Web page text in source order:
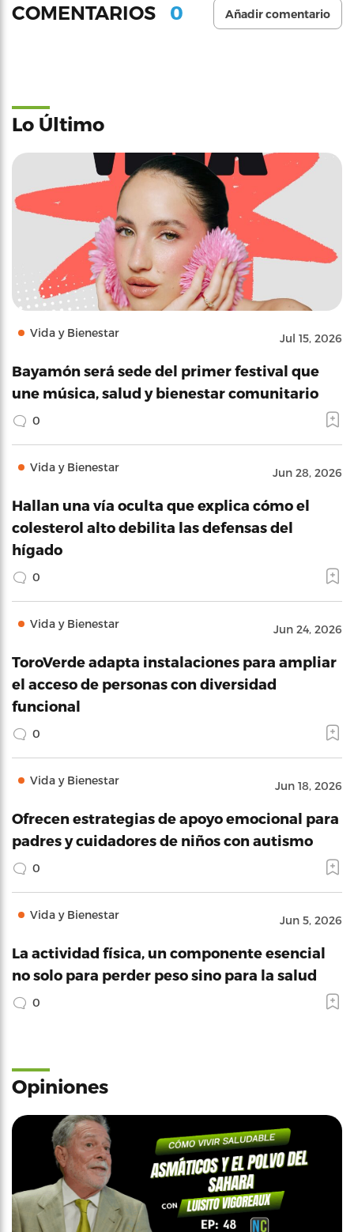
COMENTARIOS 0 Añadir comentario
Lo Último
Vida y Bienestar Jul 15, 2026
Bayamón será sede del primer festival que
une música, salud y bienestar comunitario
0
Vida y Bienestar Jun 28, 2026
Hallan una vía oculta que explica cómo el
colesterol alto debilita las defensas del
hígado
0
Vida y Bienestar Jun 24, 2026
ToroVerde adapta instalaciones para ampliar
el acceso de personas con diversidad
funcional
0
Vida y Bienestar Jun 18, 2026
Ofrecen estrategias de apoyo emocional para
padres y cuidadores de niños con autismo
0
Vida y Bienestar Jun 5, 2026
La actividad física, un componente esencial
no solo para perder peso sino para la salud
0
Opiniones